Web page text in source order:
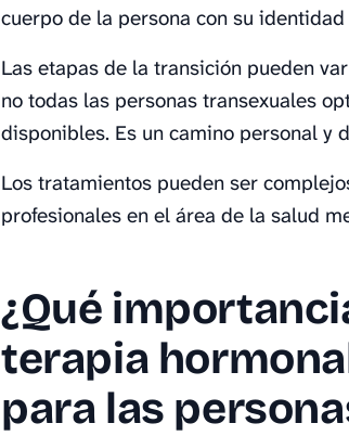
cuerpo de la persona con su
Las etapas de la transición pueden
no todas las personas transexuales
disponibles. Es un camino personal y
Los tratamientos pueden ser
profesionales en el área de la salud
¿Qué
terapia
para las